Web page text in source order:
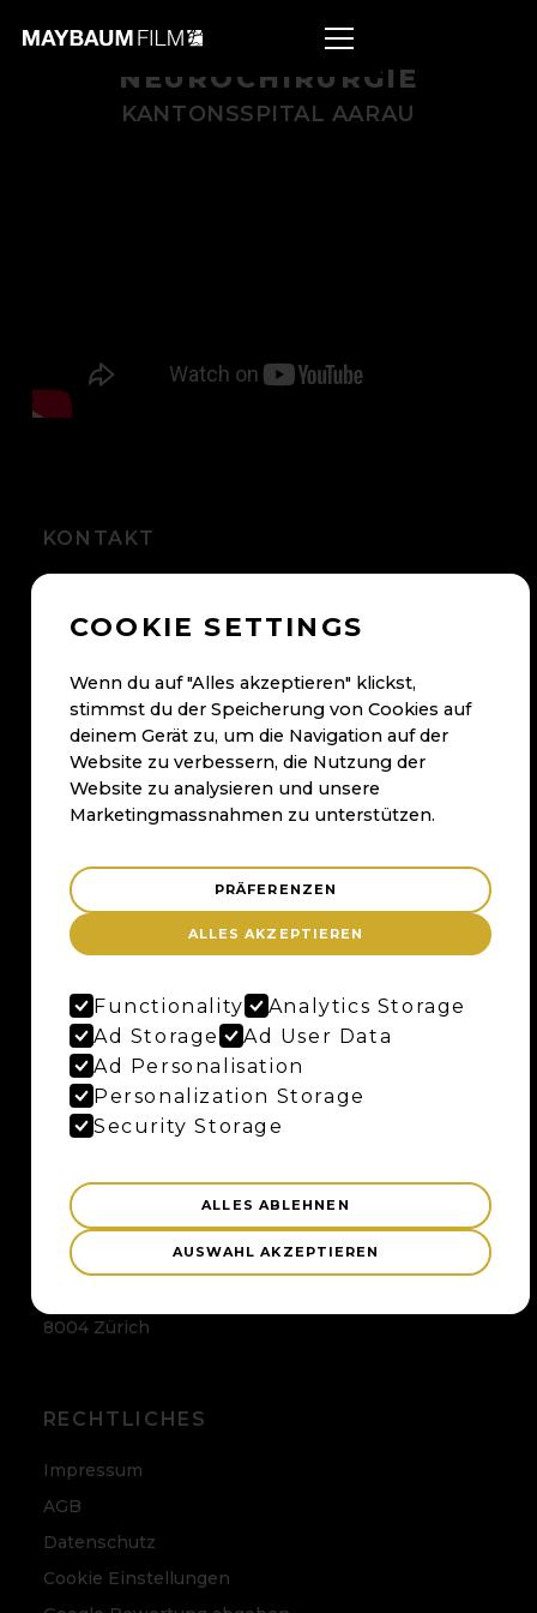
NEUROCHIRURGIE
KANTONSSPITAL AARAU
KONTAKT
kontakt@maybaum.ch
BADEN
Maybaum AG
Bruggerstrasse 37
5400 Baden
Anfahrtsplan
Google Maps
BERN
Maybaum AG
Uferweg 15
3013 Bern
ZÜRICH
Maybaum AG
8004 Zürich
RECHTLICHES
Impressum
AGB
Datenschutz
Cookie Einstellungen
COOKIE SETTINGS
Wenn du auf "Alles akzeptieren" klickst,
stimmst du der Speicherung von Cookies auf
deinem Gerät zu, um die Navigation auf der
Website zu verbessern, die Nutzung der
Website zu analysieren und unsere
Marketingmassnahmen zu unterstützen.
PRÄFERENZEN
ALLES AKZEPTIEREN
Functionality
Analytics Storage
Ad Storage
Ad User Data
Ad Personalisation
Personalization Storage
Security Storage
ALLES ABLEHNEN
AUSWAHL AKZEPTIEREN